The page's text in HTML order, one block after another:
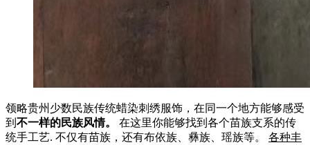
领略贵州少数民族传统蜡染刺绣服饰，在同一个地方能够感受
到 不一样的民族风情。
在这里你能够找到各个苗族支系的传
统手工艺. 不仅有苗族，还有布依族、彝族、瑶族等。 各种丰